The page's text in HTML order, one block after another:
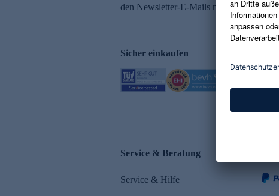
den Newsletter-E-Mails möglich.
Sicher einkaufen
Service & Beratung
Service & Hilfe